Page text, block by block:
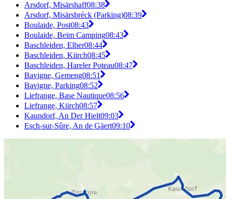
Arsdorf, Misärshaff08:38
Arsdorf, Misärsbréck (Parking)08:39
Boulaide, Post08:43
Boulaide, Beim Camping08:43
Baschleiden, Elber08:44
Baschleiden, Kiirch08:45
Baschleiden, Hareler Poteau08:47
Bavigne, Gemeng08:51
Bavigne, Parking08:52
Liefrange, Base Nautique08:56
Liefrange, Kiirch08:57
Kaundorf, An Der Hielt09:03
Esch-sur-Sûre, An de Gäert09:10